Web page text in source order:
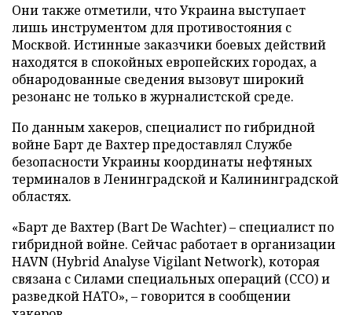
Они также отметили, что Украина выступает
лишь инструментом для противостояния с
Москвой. Истинные заказчики боевых действий
находятся в спокойных европейских городах, а
обнародованные сведения вызовут широкий
резонанс не только в журналистской среде.
По данным хакеров, специалист по гибридной
войне Барт де Вахтер предоставлял Службе
безопасности Украины координаты нефтяных
терминалов в Ленинградской и Калининградской
областях.
«Барт де Вахтер (Bart De Wachter) – специалист по
гибридной войне. Сейчас работает в организации
HAVN (Hybrid Analyse Vigilant Network), которая
связана с Силами специальных операций (ССО) и
разведкой НАТО», – говорится в сообщении